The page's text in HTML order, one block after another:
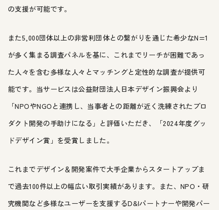
の支援が可能です。
また5,000団体以上の非営利団体との繋がりを通じた希少なN=1
が多く集まる調査パネルを基に、これまでリーチが困難であっ
た人々を含む多様な人々とマッチングと定性的な調査が提供可
能です。当サービスは公益財団法人日本デザイン振興会より
「NPOやNGOと連携し、当事者との距離が近く洗練されたプロ
ダクト開発の手助けになる」と評価いただき、「2024年度グッ
ドデザイン賞」を受賞しました。
これまでデザイン＆開発案件で大手企業からスタートアップま
で過去100件以上の幅広い取引実績があります。また、NPO・研
究機関など多様なユーザーを支援するD&Iパートナーや開発パー